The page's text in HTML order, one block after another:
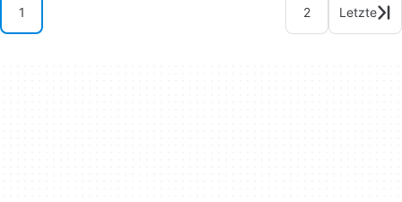
1 2 Letzte